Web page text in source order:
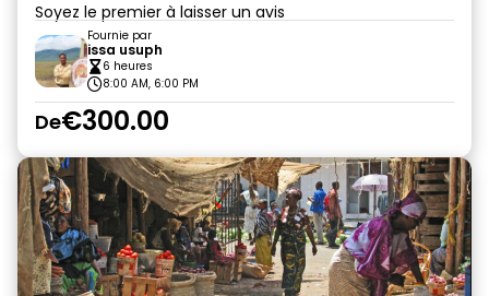
Soyez le premier à laisser un avis
Fournie par
issa usuph
6 heures
8:00 AM, 6:00 PM
De€300.00